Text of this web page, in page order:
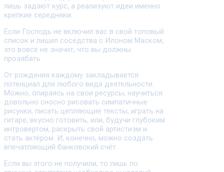
лишь задают курс, а реализуют идеи именно
крепкие середняки.
Если Господь не включил вас в свой топовый
список и лишил соседства с Илоном Маском,
это вовсе не значит, что вы должны
прозябать.
От рождения каждому закладывается
потенциал для любого вида деятельности.
Можно, опираясь на свои ресурсы, научиться
довольно сносно рисовать симпатичные
рисунки, писать цепляющие тексты, играть на
гитаре, вкусно готовить, или, будучи глубоким
интровертом, раскрыть свой артистизм и
стать актёром. И, конечно, можно создать
впечатляющий банковский счёт.
Если вы этого не получили, то лишь по